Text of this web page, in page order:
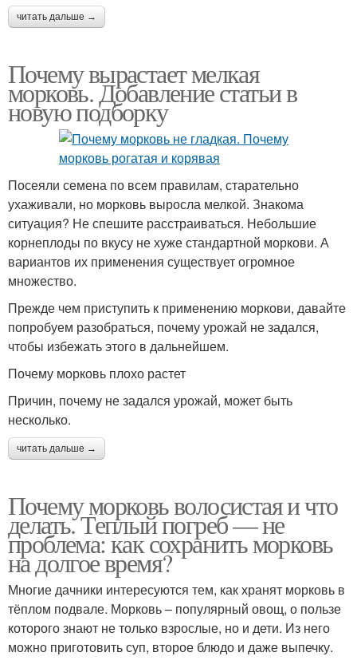
читать дальше →
Почему вырастает мелкая
морковь. Добавление статьи в
новую подборку
Посеяли семена по всем правилам, старательно
ухаживали, но морковь выросла мелкой. Знакома
ситуация? Не спешите расстраиваться. Небольшие
корнеплоды по вкусу не хуже стандартной моркови. А
вариантов их применения существует огромное
множество.
Прежде чем приступить к применению моркови, давайте
попробуем разобраться, почему урожай не задался,
чтобы избежать этого в дальнейшем.
Почему морковь плохо растет
Причин, почему не задался урожай, может быть
несколько.
читать дальше →
Почему морковь волосистая и что
делать. Теплый погреб — не
проблема: как сохранить морковь
на долгое время?
Многие дачники интересуются тем, как хранят морковь в
тёплом подвале. Морковь – популярный овощ, о пользе
которого знают не только взрослые, но и дети. Из него
можно приготовить суп, второе блюдо и даже выпечку.